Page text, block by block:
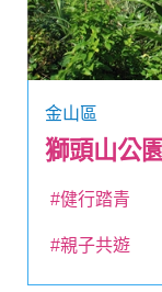
金山區
獅頭山公園
#健行踏青
#親子共遊